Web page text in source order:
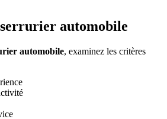
automobile
automobile, examinez les critères